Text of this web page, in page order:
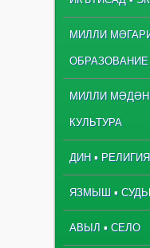
МИЛЛИ
ОБРАЗОВАНИЕ
МИЛЛИ
КУЛЬТУРА
ДИН ▪ РЕЛИГИЯ
ЯЗМЫШ ▪
АВЫЛ ▪ СЕЛО